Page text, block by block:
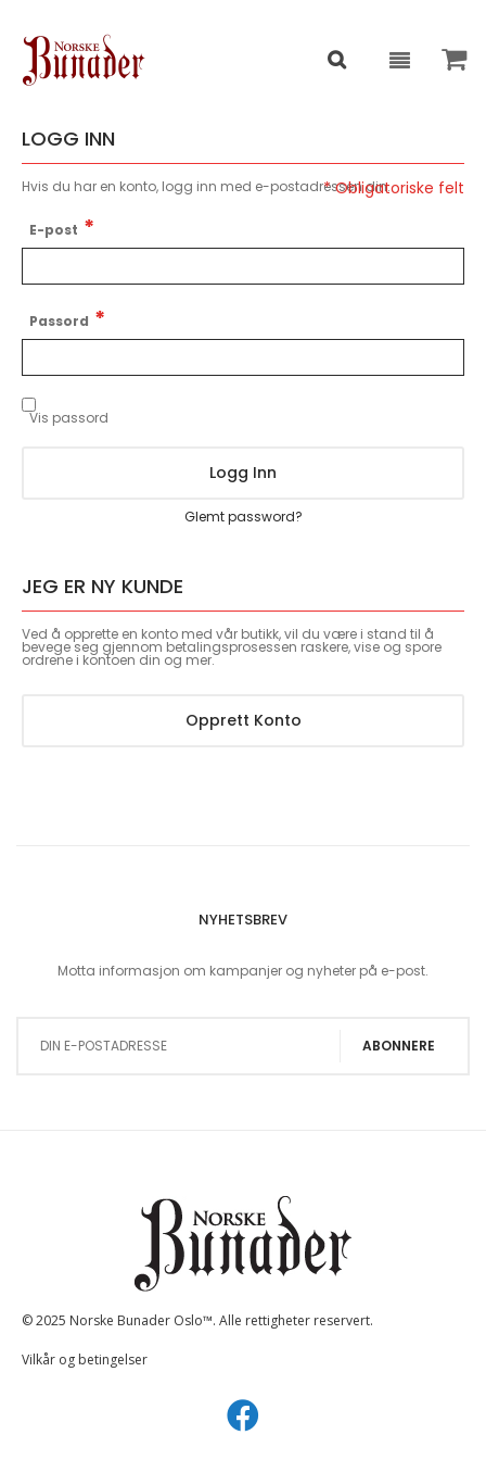
LOGG INN
Hvis du har en konto, logg inn med e-postadressen din.
E-post
Passord
Vis passord
Logg Inn
Glemt password?
JEG ER NY KUNDE
Ved å opprette en konto med vår butikk, vil du være i stand til å
bevege seg gjennom betalingsprosessen raskere, vise og spore
ordrene i kontoen din og mer.
Opprett Konto
NYHETSBREV
Motta informasjon om kampanjer og nyheter på e-post.
ABONNERE
© 2025 Norske Bunader Oslo™. Alle rettigheter reservert.
Vilkår og betingelser